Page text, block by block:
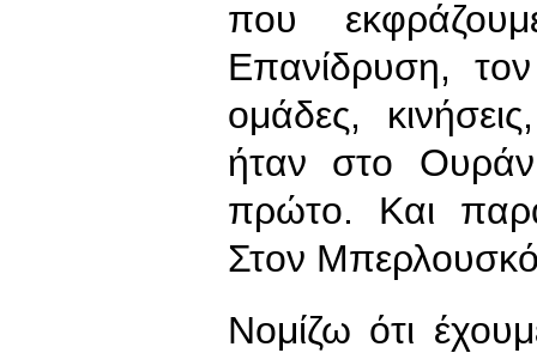
που
Επανίδρυση, τον
ομάδες,
ήταν στο
πρώτο. Και
Στον
Νομίζω ότι